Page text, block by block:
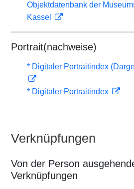
Objektdatenbank der
Kassel
Portrait(nachweise)
* Digitaler Portraitindex
* Digitaler Portraitindex
Verknüpfungen
Von der Person
Verknüpfungen